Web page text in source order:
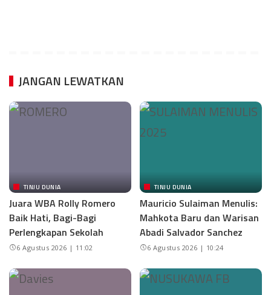
JANGAN LEWATKAN
TINJU DUNIA
Juara WBA Rolly Romero
Baik Hati, Bagi-Bagi
Perlengkapan Sekolah
6 Agustus 2026 | 11:02
TINJU DUNIA
Mauricio Sulaiman Menulis:
Mahkota Baru dan Warisan
Abadi Salvador Sanchez
6 Agustus 2026 | 10:24